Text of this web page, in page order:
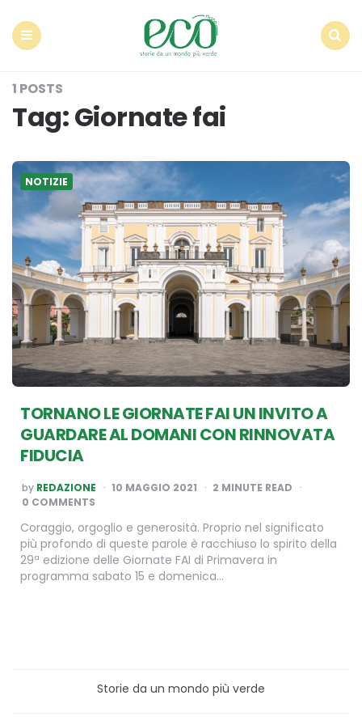
1 POSTS
Tag:Giornate fai
NOTIZIE
TORNANO LE GIORNATE FAI UN INVITO A
GUARDARE AL DOMANI CON RINNOVATA
FIDUCIA
POSTED
BY
by REDAZIONE 10 MAGGIO 2021 2 MINUTE READ
0 COMMENTS
Coraggio, orgoglio e generosità. Proprio nel significato
più profondo di queste parole è racchiuso lo spirito della
29ª edizione delle Giornate FAI di Primavera in
programma sabato 15 e domenica…
Storie da un mondo più verde